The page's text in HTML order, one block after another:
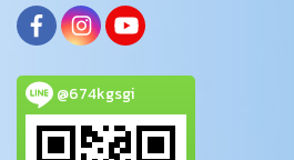
@674kgsgi